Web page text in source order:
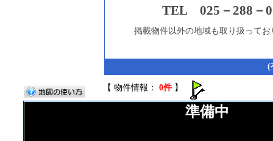
TEL 025－288－
掲載物件以外の地域も取り扱って
(
【 物件情報： 0件】
準備中